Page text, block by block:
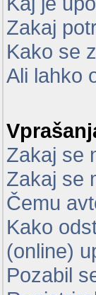
Zakaj
Kako se
Ali lahko
Zakaj se
Zakaj se
Čemu
Kako
(online)
Pozabil